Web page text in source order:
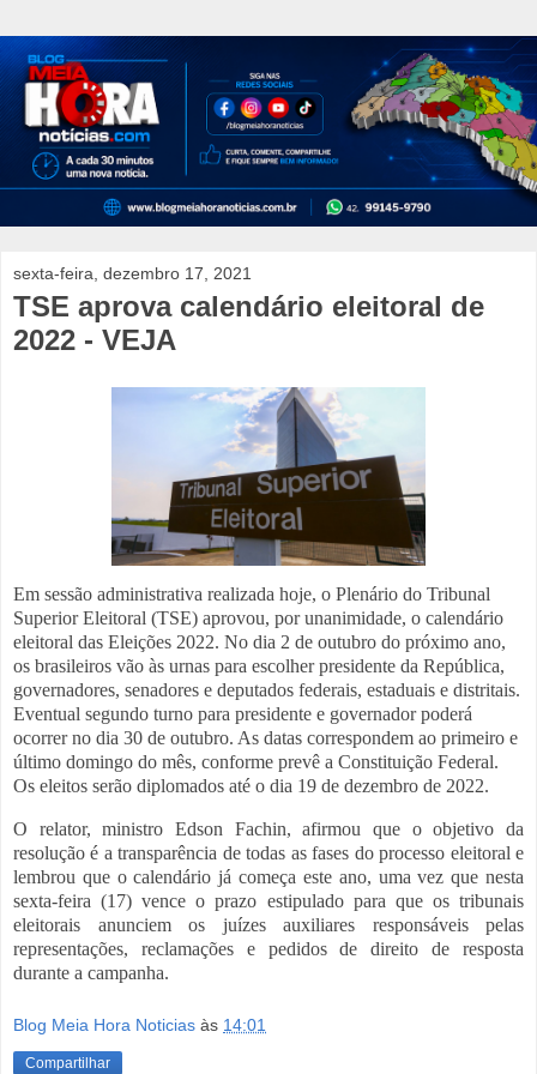
sexta-feira, dezembro 17, 2021
TSE aprova calendário eleitoral de
2022 - VEJA
Em sessão administrativa realizada hoje, o Plenário do Tribunal
Superior Eleitoral (TSE) aprovou, por unanimidade, o calendário
eleitoral das Eleições 2022. No dia 2 de outubro do próximo ano,
os brasileiros vão às urnas para escolher presidente da República,
governadores, senadores e deputados federais, estaduais e distritais.
Eventual segundo turno para presidente e governador poderá
ocorrer no dia 30 de outubro. As datas correspondem ao primeiro e
último domingo do mês, conforme prevê a Constituição Federal.
Os eleitos serão diplomados até o dia 19 de dezembro de 2022.
O relator, ministro Edson Fachin, afirmou que o objetivo da
resolução é a transparência de todas as fases do processo eleitoral e
lembrou que o calendário já começa este ano, uma vez que nesta
sexta-feira (17) vence o prazo estipulado para que os tribunais
eleitorais anunciem os juízes auxiliares responsáveis pelas
representações, reclamações e pedidos de direito de resposta
durante a campanha.
Blog Meia Hora Noticias às 14:01
Compartilhar